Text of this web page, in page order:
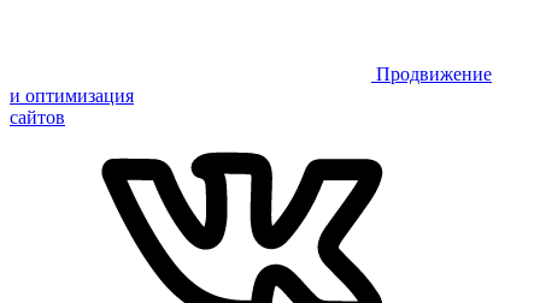
Продвижение
и оптимизация
сайтов